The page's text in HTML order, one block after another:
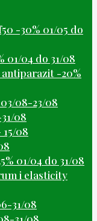
-30% 01/05 do
04 do 31/08
-20%
08-23/08
08
15/08
01/04 do 31/08
i elasticity
31/08